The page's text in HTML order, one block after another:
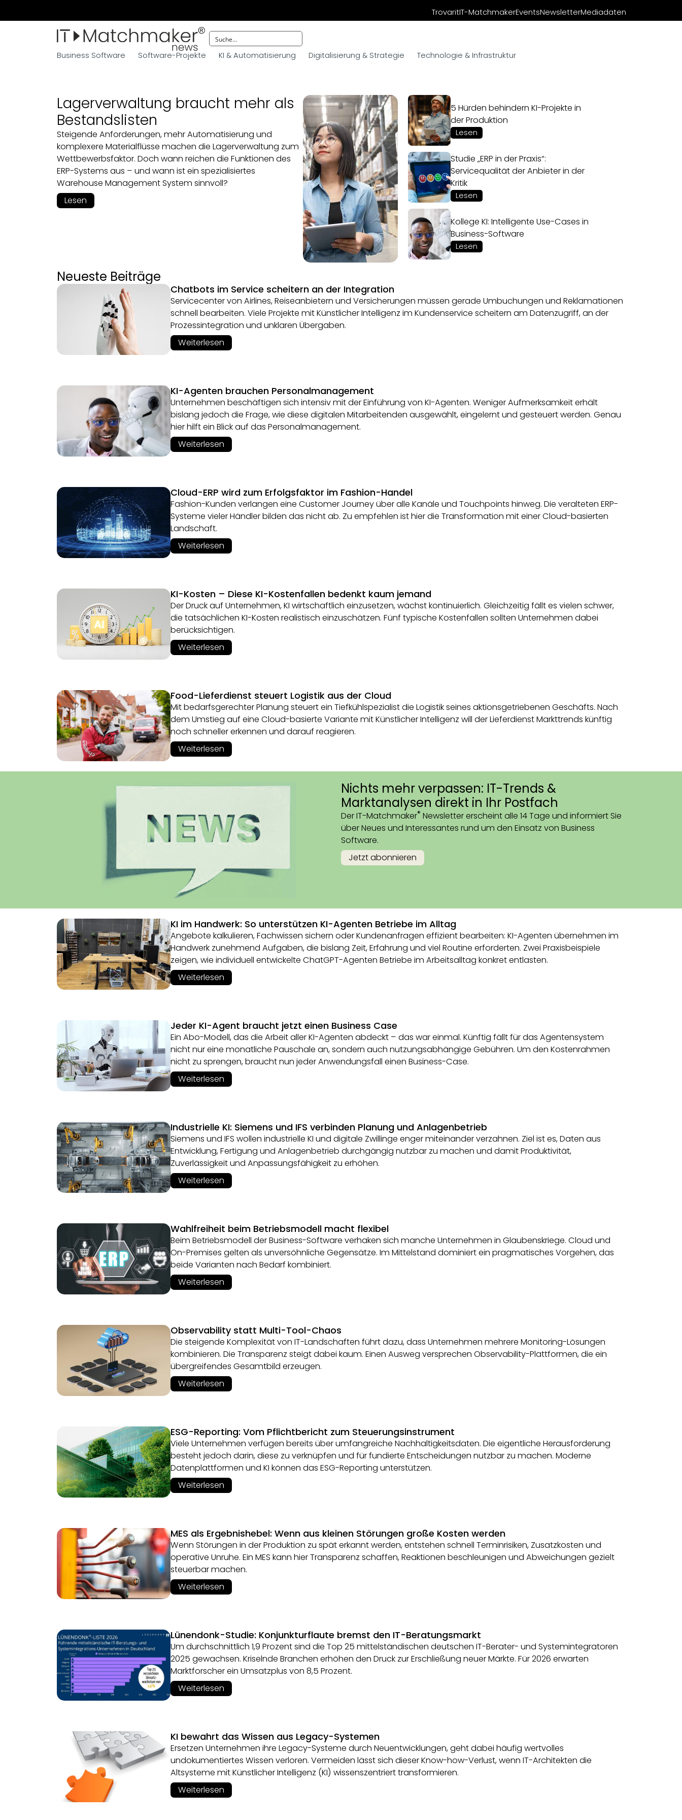
TrovaritIT-MatchmakerEventsNewsletterMediadaten
Business Software Software-Projekte KI & Automatisierung Digitalisierung & Strategie Technologie & Infrastruktur
Lagerverwaltung braucht mehr als
Bestandslisten
Steigende Anforderungen, mehr Automatisierung und
komplexere Materialflüsse machen die Lagerverwaltung zum
Wettbewerbsfaktor. Doch wann reichen die Funktionen des
ERP-Systems aus – und wann ist ein spezialisiertes
Warehouse Management System sinnvoll?
Lesen
5 Hürden behindern KI-Projekte in
der Produktion
Lesen
Studie „ERP in der Praxis“:
Servicequalität der Anbieter in der
Kritik
Lesen
Kollege KI: Intelligente Use-Cases in
Business-Software
Lesen
Neueste Beiträge
Chatbots im Service scheitern an der Integration
Servicecenter von Airlines, Reiseanbietern und Versicherungen müssen gerade Umbuchungen und Reklamationen
schnell bearbeiten. Viele Projekte mit Künstlicher Intelligenz im Kundenservice scheitern am Datenzugriff, an der
Prozessintegration und unklaren Übergaben.
Weiterlesen
KI-Agenten brauchen Personalmanagement
Unternehmen beschäftigen sich intensiv mit der Einführung von KI-Agenten. Weniger Aufmerksamkeit erhält
bislang jedoch die Frage, wie diese digitalen Mitarbeitenden ausgewählt, eingelernt und gesteuert werden. Genau
hier hilft ein Blick auf das Personalmanagement.
Weiterlesen
Cloud-ERP wird zum Erfolgsfaktor im Fashion-Handel
Fashion-Kunden verlangen eine Customer Journey über alle Kanäle und Touchpoints hinweg. Die veralteten ERP-
Systeme vieler Händler bilden das nicht ab. Zu empfehlen ist hier die Transformation mit einer Cloud-basierten
Landschaft.
Weiterlesen
KI-Kosten – Diese KI-Kostenfallen bedenkt kaum jemand
Der Druck auf Unternehmen, KI wirtschaftlich einzusetzen, wächst kontinuierlich. Gleichzeitig fällt es vielen schwer,
die tatsächlichen KI-Kosten realistisch einzuschätzen. Fünf typische Kostenfallen sollten Unternehmen dabei
berücksichtigen.
Weiterlesen
Food-Lieferdienst steuert Logistik aus der Cloud
Mit bedarfsgerechter Planung steuert ein Tiefkühlspezialist die Logistik seines aktionsgetriebenen Geschäfts. Nach
dem Umstieg auf eine Cloud-basierte Variante mit Künstlicher Intelligenz will der Lieferdienst Markttrends künftig
noch schneller erkennen und darauf reagieren.
Weiterlesen
Nichts mehr verpassen: IT-Trends &
Marktanalysen direkt in Ihr Postfach
Der IT-Matchmaker® Newsletter erscheint alle 14 Tage und informiert Sie
über Neues und Interessantes rund um den Einsatz von Business
Software.
Jetzt abonnieren
KI im Handwerk: So unterstützen KI-Agenten Betriebe im Alltag
Angebote kalkulieren, Fachwissen sichern oder Kundenanfragen effizient bearbeiten: KI-Agenten übernehmen im
Handwerk zunehmend Aufgaben, die bislang Zeit, Erfahrung und viel Routine erforderten. Zwei Praxisbeispiele
zeigen, wie individuell entwickelte ChatGPT-Agenten Betriebe im Arbeitsalltag konkret entlasten.
Weiterlesen
Jeder KI-Agent braucht jetzt einen Business Case
Ein Abo-Modell, das die Arbeit aller KI-Agenten abdeckt – das war einmal. Künftig fällt für das Agentensystem
nicht nur eine monatliche Pauschale an, sondern auch nutzungsabhängige Gebühren. Um den Kostenrahmen
nicht zu sprengen, braucht nun jeder Anwendungsfall einen Business-Case.
Weiterlesen
Industrielle KI: Siemens und IFS verbinden Planung und Anlagenbetrieb
Siemens und IFS wollen industrielle KI und digitale Zwillinge enger miteinander verzahnen. Ziel ist es, Daten aus
Entwicklung, Fertigung und Anlagenbetrieb durchgängig nutzbar zu machen und damit Produktivität,
Zuverlässigkeit und Anpassungsfähigkeit zu erhöhen.
Weiterlesen
Wahlfreiheit beim Betriebsmodell macht flexibel
Beim Betriebsmodell der Business-Software verhaken sich manche Unternehmen in Glaubenskriege. Cloud und
On-Premises gelten als unversöhnliche Gegensätze. Im Mittelstand dominiert ein pragmatisches Vorgehen, das
beide Varianten nach Bedarf kombiniert.
Weiterlesen
Observability statt Multi-Tool-Chaos
Die steigende Komplexität von IT-Landschaften führt dazu, dass Unternehmen mehrere Monitoring-Lösungen
kombinieren. Die Transparenz steigt dabei kaum. Einen Ausweg versprechen Observability-Plattformen, die ein
übergreifendes Gesamtbild erzeugen.
Weiterlesen
ESG-Reporting: Vom Pflichtbericht zum Steuerungsinstrument
Viele Unternehmen verfügen bereits über umfangreiche Nachhaltigkeitsdaten. Die eigentliche Herausforderung
besteht jedoch darin, diese zu verknüpfen und für fundierte Entscheidungen nutzbar zu machen. Moderne
Datenplattformen und KI können das ESG-Reporting unterstützen.
Weiterlesen
MES als Ergebnishebel: Wenn aus kleinen Störungen große Kosten werden
Wenn Störungen in der Produktion zu spät erkannt werden, entstehen schnell Terminrisiken, Zusatzkosten und
operative Unruhe. Ein MES kann hier Transparenz schaffen, Reaktionen beschleunigen und Abweichungen gezielt
steuerbar machen.
Weiterlesen
Lünendonk-Studie: Konjunkturflaute bremst den IT-Beratungsmarkt
Um durchschnittlich 1,9 Prozent sind die Top 25 mittelständischen deutschen IT-Berater- und Systemintegratoren
2025 gewachsen. Kriselnde Branchen erhöhen den Druck zur Erschließung neuer Märkte. Für 2026 erwarten
Marktforscher ein Umsatzplus von 8,5 Prozent.
Weiterlesen
KI bewahrt das Wissen aus Legacy-Systemen
Ersetzen Unternehmen ihre Legacy-Systeme durch Neuentwicklungen, geht dabei häufig wertvolles
undokumentiertes Wissen verloren. Vermeiden lässt sich dieser Know-how-Verlust, wenn IT-Architekten die
Altsysteme mit Künstlicher Intelligenz (KI) wissenszentriert transformieren.
Weiterlesen